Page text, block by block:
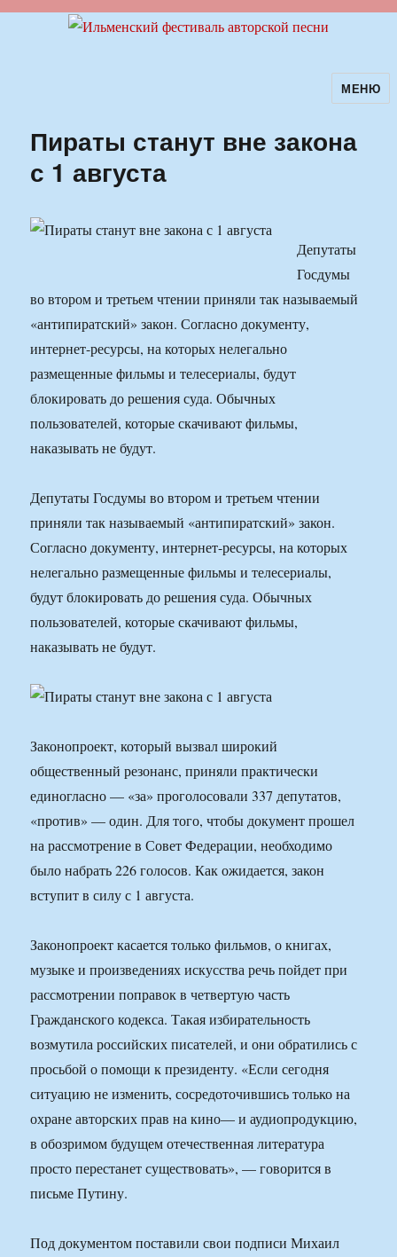
Ильменский фестиваль авторскойМЕНЮ
Пираты станут вне закона
с 1 августа
Депутаты
Госдумы
во втором и третьем чтении приняли так называемый
«антипиратский» закон. Согласно документу,
интернет-ресурсы, на которых нелегально
размещенные фильмы и телесериалы, будут
блокировать до решения суда. Обычных
пользователей, которые скачивают фильмы,
наказывать не будут.
Депутаты Госдумы во втором и третьем чтении
приняли так называемый «антипиратский» закон.
Согласно документу, интернет-ресурсы, на которых
нелегально размещенные фильмы и телесериалы,
будут блокировать до решения суда. Обычных
пользователей, которые скачивают фильмы,
наказывать не будут.
Законопроект, который вызвал широкий
общественный резонанс, приняли практически
единогласно — «за» проголосовали 337 депутатов,
«против» — один. Для того, чтобы документ прошел
на рассмотрение в Совет Федерации, необходимо
было набрать 226 голосов. Как ожидается, закон
вступит в силу с 1 августа.
Законопроект касается только фильмов, о книгах,
музыке и произведениях искусства речь пойдет при
рассмотрении поправок в четвертую часть
Гражданского кодекса. Такая избирательность
возмутила российских писателей, и они обратились с
просьбой о помощи к президенту. «Если сегодня
ситуацию не изменить, сосредоточившись только на
охране авторских прав на кино— и аудиопродукцию,
в обозримом будущем отечественная литература
просто перестанет существовать», — говорится в
письме Путину.
Под документом поставили свои подписи Михаил